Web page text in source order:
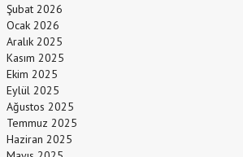
Şubat 2026
Ocak 2026
Aralık 2025
Kasım 2025
Ekim 2025
Eylül 2025
Ağustos 2025
Temmuz 2025
Haziran 2025